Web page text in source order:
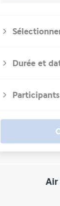
Durée et
Participants
Air